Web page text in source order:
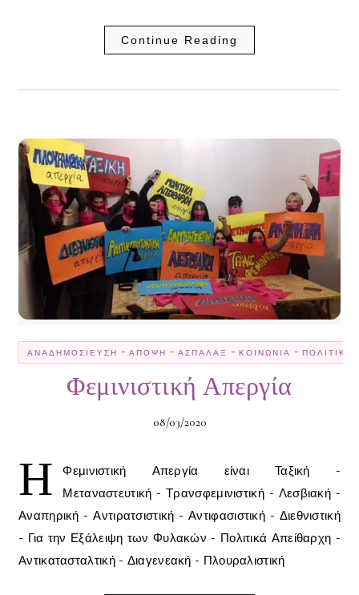
Continue Reading
ΑΝΑΔΗΜΟΣΊΕΥΣΗ - ΆΠΟΨΗ - ΑΣΠΆΛΑΞ - ΚΟΙΝΩΝΊΑ - ΠΟΛΙΤΙΚΉ
Φεμινιστική Απεργία
08/03/2020
Η
Φεμινιστική Απεργία είναι Ταξική -
Μεταναστευτική - Τρανσφεμινιστική - Λεσβιακή -
Αναπηρική - Αντιρατσιστική - Αντιφασιστική - Διεθνιστική
- Για την Εξάλειψη των Φυλακών - Πολιτικά Απείθαρχη -
Αντικατασταλτική - Διαγενεακή - Πλουραλιστική